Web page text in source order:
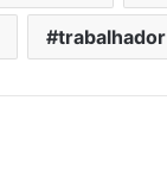
trabalhador